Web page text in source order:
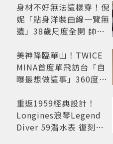
身材不好無法這樣穿！倪
妮「貼身洋裝曲線一覽無
遺」38歲尺度全開 帥氣
美神降臨華山！TWICE
MINA首度單飛訪台「自
曝最想做這事」360度0
開
重返1959經典設計！
Longines浪琴Legend
Diver 59潛水表 復刻懷